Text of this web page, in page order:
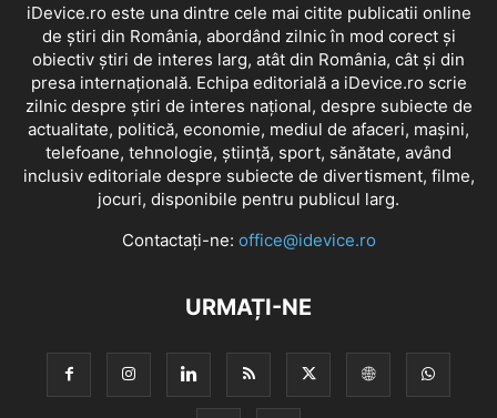
iDevice.ro este una dintre cele mai citite publicatii online
de știri din România, abordând zilnic în mod corect și
obiectiv știri de interes larg, atât din România, cât și din
presa internațională. Echipa editorială a iDevice.ro scrie
zilnic despre știri de interes național, despre subiecte de
actualitate, politică, economie, mediul de afaceri, mașini,
telefoane, tehnologie, știință, sport, sănătate, având
inclusiv editoriale despre subiecte de divertisment, filme,
jocuri, disponibile pentru publicul larg.
Contactați-ne: office@idevice.ro
URMAȚI-NE